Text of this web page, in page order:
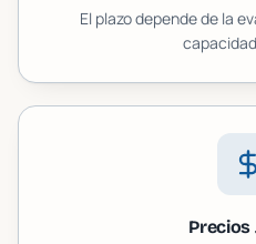
El plazo depende de la
Precios